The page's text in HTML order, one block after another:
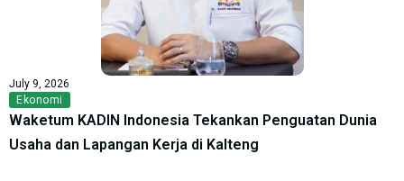
July 9, 2026
Ekonomi
Waketum KADIN Indonesia Tekankan Penguatan Dunia
Usaha dan Lapangan Kerja di Kalteng